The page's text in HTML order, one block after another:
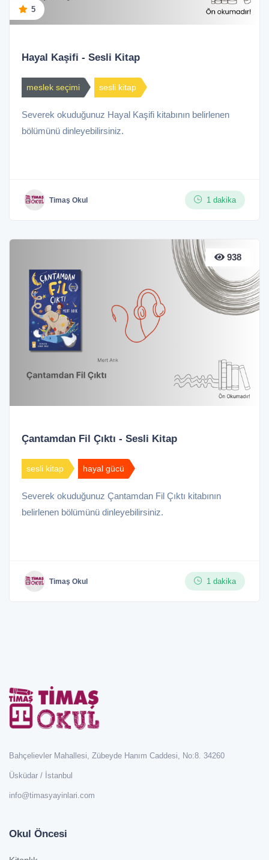
5
Hayal Kaşifi - Sesli Kitap
meslek seçimi sesli kitap
Severek okuduğunuz Hayal Kaşifi kitabının belirlenen
bölümünü dinleyebilirsiniz.
Timaş Okul 1 dakika
938
Çantamdan Fil Çıktı - Sesli Kitap
sesli kitap hayal gücü
Severek okuduğunuz Çantamdan Fil Çıktı kitabının
belirlenen bölümünü dinleyebilirsiniz.
Timaş Okul 1 dakika
Bahçelievler Mahallesi, Zübeyde Hanım Caddesi, No:8. 34260
Üsküdar / İstanbul
info@timasyayinlari.com
Okul Öncesi